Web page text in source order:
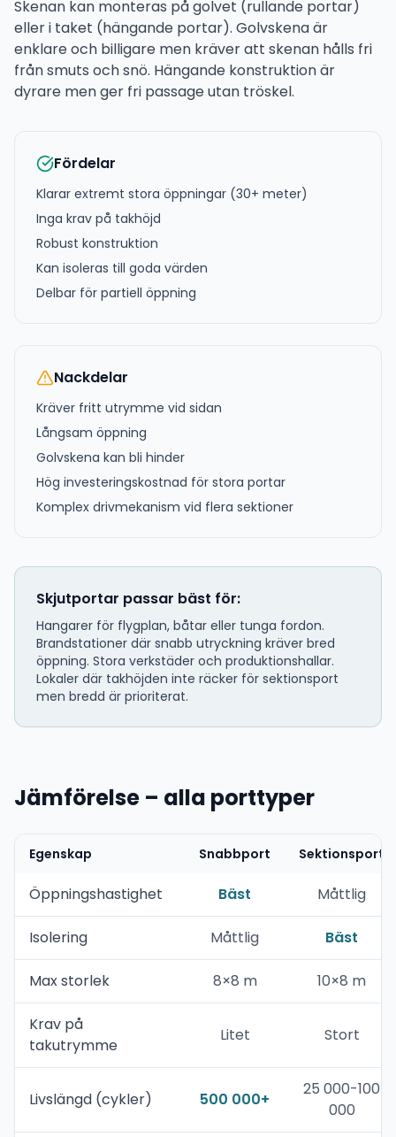
Skenan kan monteras på golvet (rullande portar)
eller i taket (hängande portar). Golvskena är
enklare och billigare men kräver att skenan hålls fri
från smuts och snö. Hängande konstruktion är
dyrare men ger fri passage utan tröskel.
Fördelar
Klarar extremt stora öppningar (30+ meter)
Inga krav på takhöjd
Robust konstruktion
Kan isoleras till goda värden
Delbar för partiell öppning
Nackdelar
Kräver fritt utrymme vid sidan
Långsam öppning
Golvskena kan bli hinder
Hög investeringskostnad för stora portar
Komplex drivmekanism vid flera sektioner
Skjutportar passar bäst för:
Hangarer för flygplan, båtar eller tunga fordon.
Brandstationer där snabb utryckning kräver bred
öppning. Stora verkstäder och produktionshallar.
Lokaler där takhöjden inte räcker för sektionsport
men bredd är prioriterat.
Jämförelse – alla porttyper
Egenskap Snabbport Sektionsport
Öppningshastighet Bäst Måttlig
Isolering Måttlig Bäst
Max storlek 8×8 m 10×8 m
Krav på
takutrymme
Litet Stort
Livslängd (cykler) 500 000+
25 000-100
000